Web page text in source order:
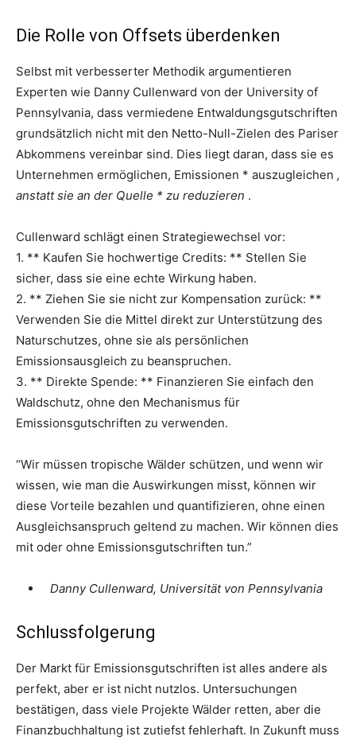
Die Rolle von Offsets überdenken
Selbst mit verbesserter Methodik argumentieren
Experten wie Danny Cullenward von der University of
Pennsylvania, dass vermiedene Entwaldungsgutschriften
grundsätzlich nicht mit den Netto-Null-Zielen des Pariser
Abkommens vereinbar sind. Dies liegt daran, dass sie es
Unternehmen ermöglichen, Emissionen * auszugleichen ,
anstatt sie an der Quelle * zu reduzieren .
Cullenward schlägt einen Strategiewechsel vor:
1. ** Kaufen Sie hochwertige Credits: ** Stellen Sie
sicher, dass sie eine echte Wirkung haben.
2. ** Ziehen Sie sie nicht zur Kompensation zurück: **
Verwenden Sie die Mittel direkt zur Unterstützung des
Naturschutzes, ohne sie als persönlichen
Emissionsausgleich zu beanspruchen.
3. ** Direkte Spende: ** Finanzieren Sie einfach den
Waldschutz, ohne den Mechanismus für
Emissionsgutschriften zu verwenden.
“Wir müssen tropische Wälder schützen, und wenn wir
wissen, wie man die Auswirkungen misst, können wir
diese Vorteile bezahlen und quantifizieren, ohne einen
Ausgleichsanspruch geltend zu machen. Wir können dies
mit oder ohne Emissionsgutschriften tun.”
Danny Cullenward, Universität von Pennsylvania
Schlussfolgerung
Der Markt für Emissionsgutschriften ist alles andere als
perfekt, aber er ist nicht nutzlos. Untersuchungen
bestätigen, dass viele Projekte Wälder retten, aber die
Finanzbuchhaltung ist zutiefst fehlerhaft. In Zukunft muss